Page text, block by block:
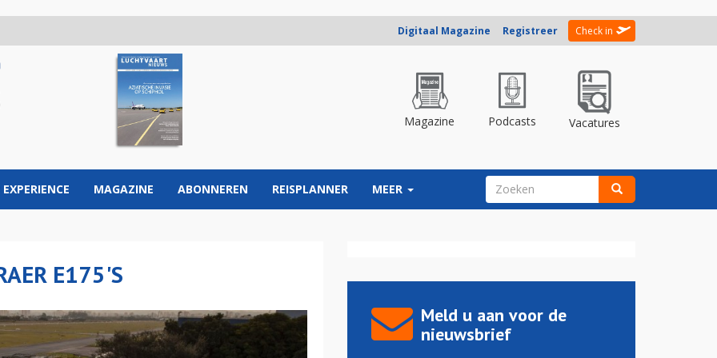
Digitaal Magazine Registreer Check in
Magazine Podcasts Vacatures
EXPERIENCE MAGAZINE ABONNEREN REISPLANNER MEER ZOEKVELD
E175'S
Meld u aan voor de
nieuwsbrief